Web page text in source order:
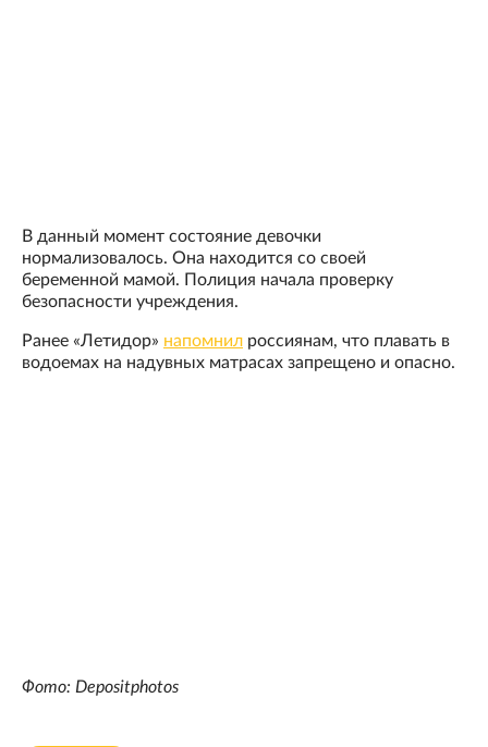
В данный момент состояние девочки
нормализовалось. Она находится со своей
беременной мамой. Полиция начала проверку
безопасности учреждения.
Ранее «Летидор» напомнил россиянам, что плавать в
водоемах на надувных матрасах запрещено и опасно.
Фото: Depositphotos